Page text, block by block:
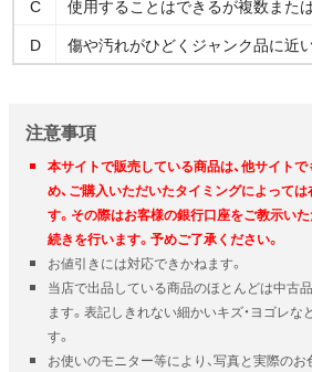
C
使用することはできるが複数また
D
傷や汚れがひどくジャンク品に近
注意事項
本サイトで販売している商品は、他サイト
め、ご購入いただいたタイミングによって
す。その際はお客様の銀行口座をご教示い
続きを行います。予めご了承ください。
お値引きには対応できかねます。
当店で出品している商品のほとんどは中古
ます。表記しきれない細かいキズ・ヨゴレな
す。
お使いのモニター等により、写真と実際の